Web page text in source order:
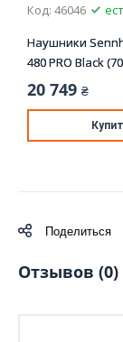
Код: 46046
Наушники
480 PRO Black
20 749 ₴
Поделиться
Отзывов (0)